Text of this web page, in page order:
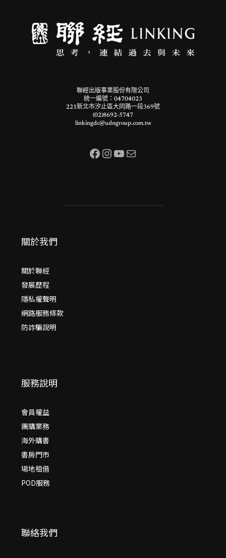
聯經出版事業股份有限公司
統一編號：04704023
221新北市汐止區大同路一段369號
(02)8692-5747
linkingdc@udngroup.com.tw
Facebook InstagramYouTube 電子郵件
關於我們
關於聯經
發展歷程
隱私權聲明
網路服務條款
防詐騙說明
服務說明
會員權益
團購業務
海外購書
書房門市
場地租借
POD服務
聯絡我們